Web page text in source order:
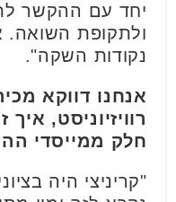
יחד עם ההקשר
ולתקופת השואה.
נקודות השקה".
אנחנו דווקא
רוויזיוניסט,
חלק ממייסדי
"קריניצי היה